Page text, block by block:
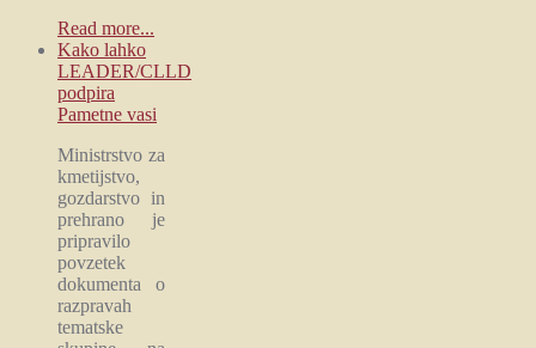
Read more...
Kako lahko
LEADER/CLLD
podpira
Pametne vasi
Ministrstvo za
kmetijstvo,
gozdarstvo in
prehrano je
pripravilo
povzetek
dokumenta o
razpravah
tematske